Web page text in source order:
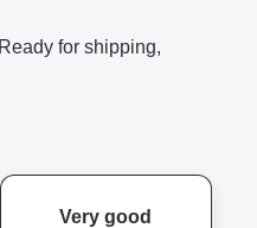
for shipping,
Very good